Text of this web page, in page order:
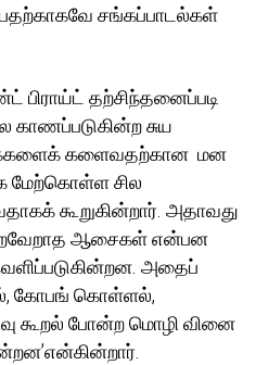
சங்கப்பாடல்கள்
பிராய்ட் தற்சிந்தனைப்படி
காணப்படுகின்ற சுய
களைவதற்கான மன
மேற்கொள்ள சில
கூறுகின்றார். அதாவது
ஆசைகள் என்பன
அதைப்
கோபங் கொள்ளல்,
கூறல் போன்ற மொழி வினை